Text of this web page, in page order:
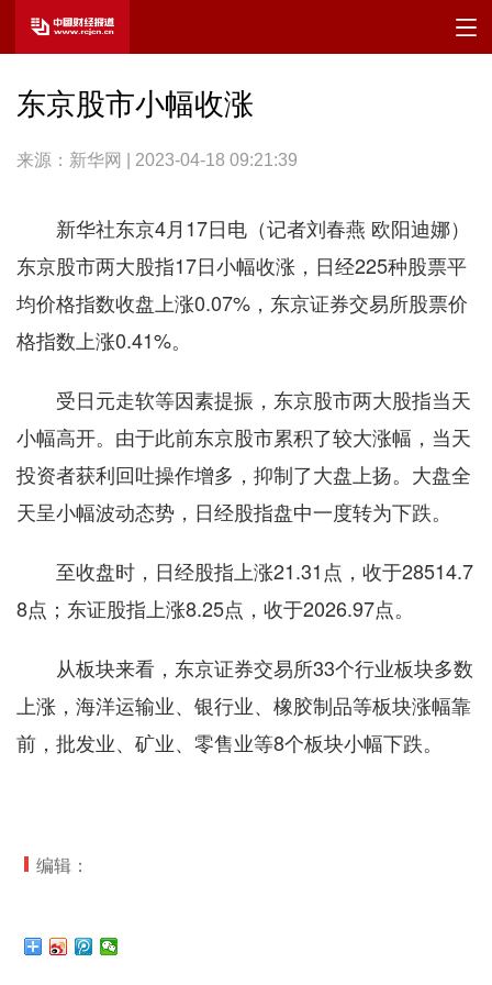
东京股市小幅收涨
来源：新华网 | 2023-04-18 09:21:39
新华社东京4月17日电（记者刘春燕 欧阳迪娜）
东京股市两大股指17日小幅收涨，日经225种股票平
均价格指数收盘上涨0.07%，东京证券交易所股票价
格指数上涨0.41%。
受日元走软等因素提振，东京股市两大股指当天
小幅高开。由于此前东京股市累积了较大涨幅，当天
投资者获利回吐操作增多，抑制了大盘上扬。大盘全
天呈小幅波动态势，日经股指盘中一度转为下跌。
至收盘时，日经股指上涨21.31点，收于28514.7
8点；东证股指上涨8.25点，收于2026.97点。
从板块来看，东京证券交易所33个行业板块多数
上涨，海洋运输业、银行业、橡胶制品等板块涨幅靠
前，批发业、矿业、零售业等8个板块小幅下跌。
编辑：